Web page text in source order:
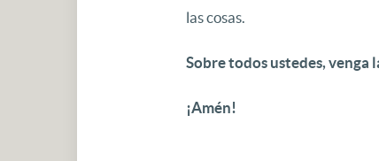
las cosas.
Sobre todos ustedes,
¡Amén!